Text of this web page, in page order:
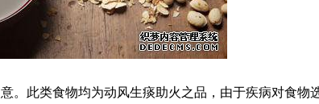
。此类食物均为动风生痰助火之品，由于疾病对食物